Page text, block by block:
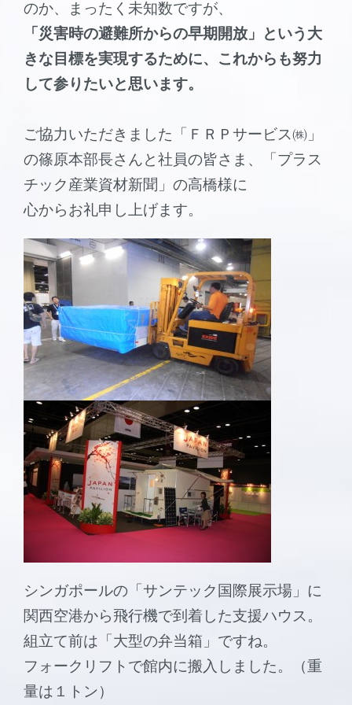
のか、まったく未知数ですが、
「災害時の避難所からの早期開放」という大
きな目標を実現するために、これからも努力
して参りたいと思います。
ご協力いただきました「ＦＲＰサービス㈱」
の篠原本部長さんと社員の皆さま、「プラス
チック産業資材新聞」の高橋様に
心からお礼申し上げます。
シンガポールの「サンテック国際展示場」に
関西空港から飛行機で到着した支援ハウス。
組立て前は「大型の弁当箱」ですね。
フォークリフトで館内に搬入しました。（重
量は１トン）